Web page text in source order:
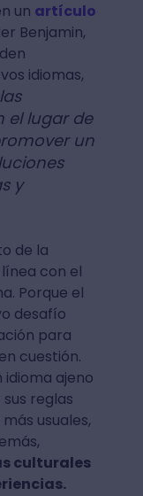
un artículo
Benjamin,
idiomas,
el lugar de
un
y
de la
con el
Porque el
desafío
para
cuestión.
idioma ajeno
reglas
usuales,
culturales